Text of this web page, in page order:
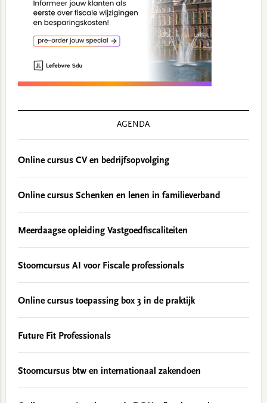
AGENDA
Online cursus CV en bedrijfsopvolging
Online cursus Schenken en lenen in familieverband
Meerdaagse opleiding Vastgoedfiscaliteiten
Stoomcursus AI voor Fiscale professionals
Online cursus toepassing box 3 in de praktijk
Future Fit Professionals
Stoomcursus btw en internationaal zakendoen